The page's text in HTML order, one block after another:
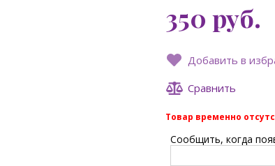
Добавить в
Сравнить
Товар временно
350 руб.
Сообщить, когда